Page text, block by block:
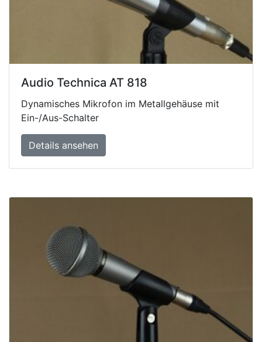
Audio Technica AT 818
Dynamisches Mikrofon im Metallgehäuse mit
Ein-/Aus-Schalter
Details ansehen